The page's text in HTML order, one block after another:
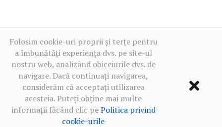
Folosim cookie-uri proprii și terțe pentru
a îmbunătăți experiența dvs. pe site-ul
nostru web, analizând obiceiurile dvs. de
navigare. Dacă continuați navigarea,
considerăm că acceptați utilizarea
acesteia. Puteți obține mai multe
informații făcând clic pePolitica privind
cookie-urile